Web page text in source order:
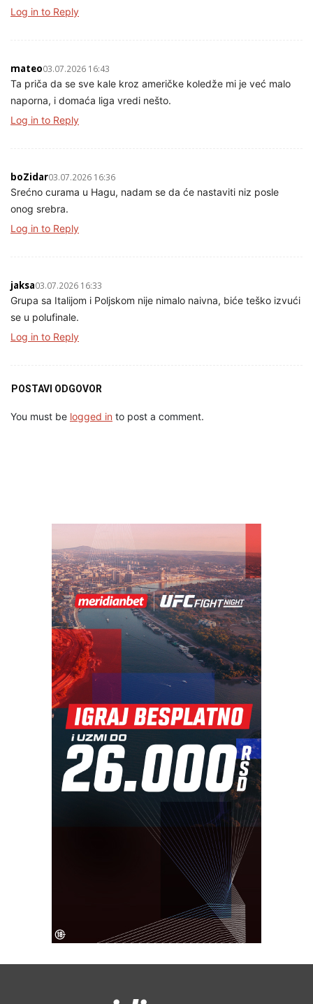
Log in to Reply
mateo03.07.2026 16:43
Ta priča da se sve kale kroz američke koledže mi je već malo
naporna, i domaća liga vredi nešto.
Log in to Reply
boZidar03.07.2026 16:36
Srećno curama u Hagu, nadam se da će nastaviti niz posle
onog srebra.
Log in to Reply
jaksa03.07.2026 16:33
Grupa sa Italijom i Poljskom nije nimalo naivna, biće teško izvući
se u polufinale.
Log in to Reply
POSTAVI ODGOVOR
You must be logged in to post a comment.